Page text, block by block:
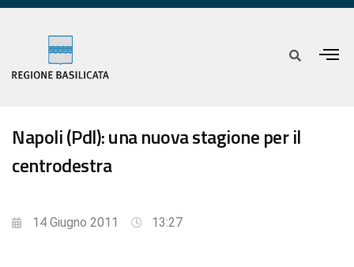
Napoli (Pdl): una nuova stagione per il
centrodestra
14 Giugno 2011 13:27